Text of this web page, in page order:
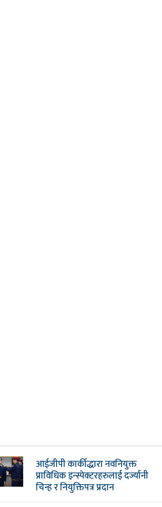
आईजीपी कार्कीद्धारा नवनियुक्त
प्राविधिक इन्स्पेक्टरहरुलाई दर्ज्यानी
चिन्ह र नियुक्तिपत्र प्रदान